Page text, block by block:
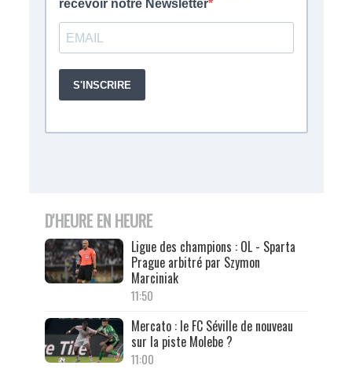
D'HEURE EN HEURE
Ligue des champions : OL - Sparta
Prague arbitré par Szymon
Marciniak
11:50
Mercato : le FC Séville de nouveau
sur la piste Molebe ?
11:00